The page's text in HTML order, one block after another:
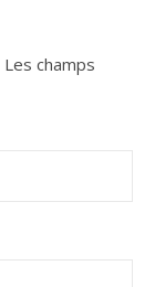
Les champs